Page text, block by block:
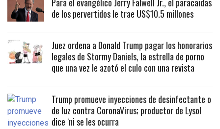
de los pervertidos le trae US$10.5 millones
Juez ordena a Donald Trump pagar los honorarios
legales de Stormy Daniels, la estrella de porno
que una vez le azotó el culo con una revista
Trump promueve inyecciones de desinfectante o
de luz contra CoronaVirus; productor de Lysol
dice ‘ni se les ocurra